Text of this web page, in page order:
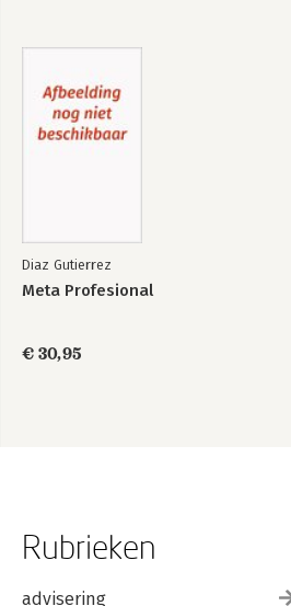
Diaz Gutierrez
Meta Profesional
€ 30,95
Rubrieken
advisering